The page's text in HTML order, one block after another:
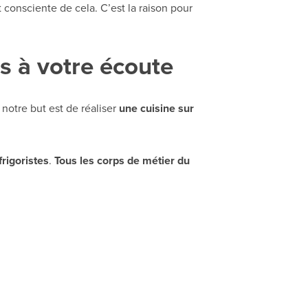
de cela. C’est la raison pour
à votre écoute
notre but est de réaliser une cuisine sur
. Tous les corps de métier du